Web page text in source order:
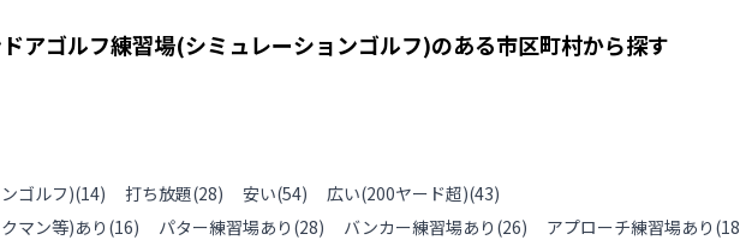
アゴルフ練習場(シミュレーションゴルフ)のある市区町村から探す
ゴルフ)(14) 打ち放題(28) 安い(54) 広い(200ヤード超)(43)
マン等)あり (16) パター練習場あり (28) バンカー練習場あり (26) アプローチ練習場あり (18